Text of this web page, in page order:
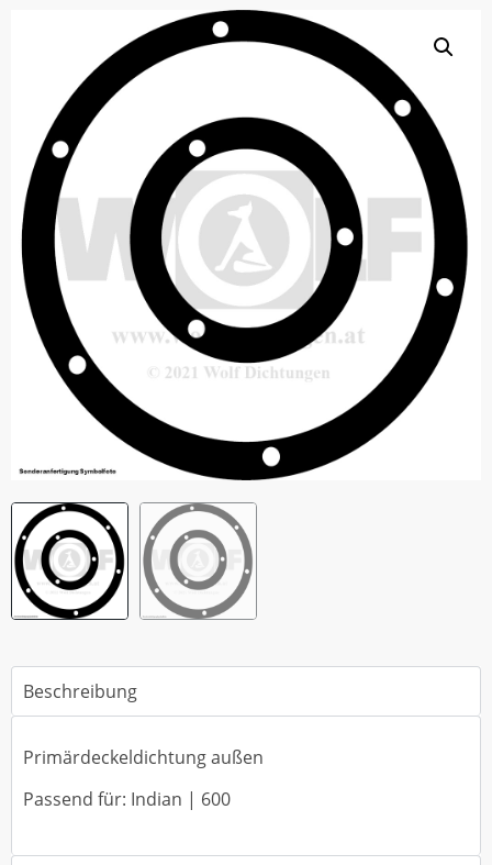
Beschreibung
Primärdeckeldichtung außen
Passend für: Indian | 600